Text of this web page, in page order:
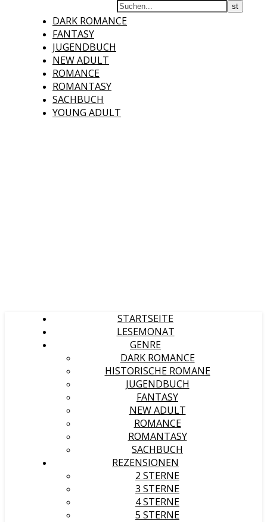
DARK ROMANCE
FANTASY
JUGENDBUCH
NEW ADULT
ROMANCE
ROMANTASY
SACHBUCH
YOUNG ADULT
STARTSEITE
LESEMONAT
GENRE
DARK ROMANCE
HISTORISCHE ROMANE
JUGENDBUCH
FANTASY
NEW ADULT
ROMANCE
ROMANTASY
SACHBUCH
REZENSIONEN
2 STERNE
3 STERNE
4 STERNE
5 STERNE